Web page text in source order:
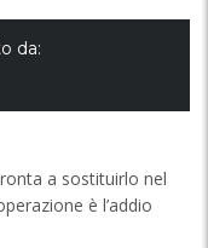
da:
a sostituirlo nel
è l’addio